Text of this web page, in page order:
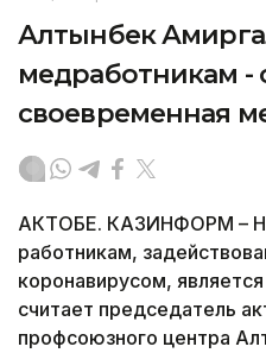
Алтынбек
медработникам -
своевременная
АКТОБЕ. КАЗИНФОРМ –
работникам,
коронавирусом,
считает председатель
профсоюзного центра